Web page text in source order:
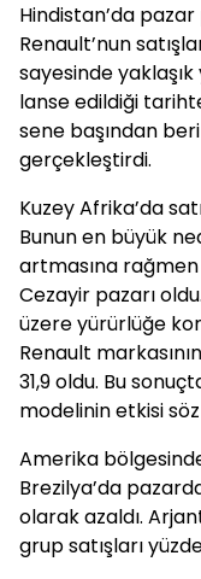
Hindistan’da pazar
Renault’nun
sayesinde
lanse edildiği
sene başından
gerçekleştirdi.
Kuzey Afrika’da
Bunun en büyük
artmasına rağmen
Cezayir pazarı
üzere yürürlüğe
Renault
31,9 oldu. Bu
modelinin etkisi
Amerika
Brezilya’da
olarak azaldı.
grup satışları